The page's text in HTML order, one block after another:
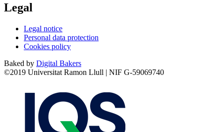
Legal
Legal notice
Personal data protection
Cookies policy
Baked by Digital Bakers
©2019 Universitat Ramon Llull | NIF G-59069740